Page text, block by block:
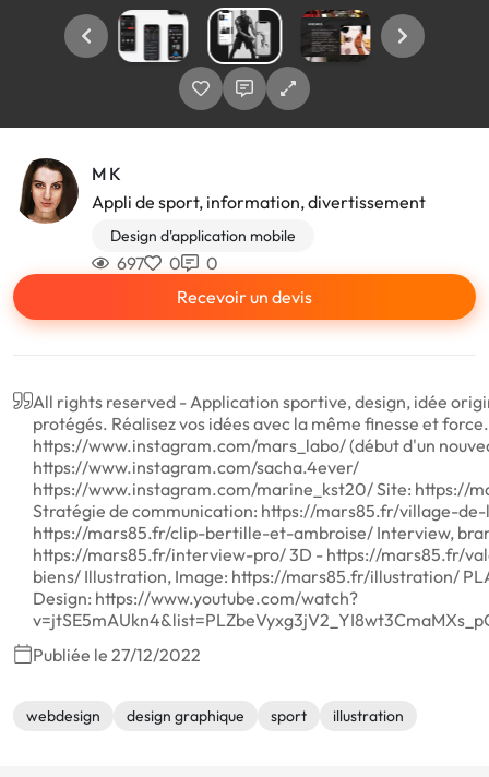
M K
Appli de sport, information, divertissement
Design d'application mobile
697 0
0
Recevoir un devis
All rights reserved - Application sportive, design, idée
protégés. Réalisez vos idées avec la même finesse et
https://www.instagram.com/mars_labo/ (début d'un
https://www.instagram.com/sacha.4ever/
https://www.instagram.com/marine_kst20/ Site: https://
Stratégie de communication: https://mars85.fr/village-
https://mars85.fr/clip-bertille-et-ambroise/ Interview,
https://mars85.fr/interview-pro/ 3D - https://mars85.fr/
biens/ Illustration, Image: https://mars85.fr/illustration/
Design: https://www.youtube.com/watch?
Publiée le 27/12/2022
webdesign design graphique sport illustration